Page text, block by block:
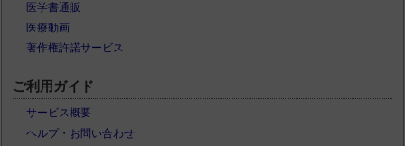
医学書通販
医療動画
著作権許諾サービス
ご利用ガイド
サービス概要
ヘルプ・お問い合わせ